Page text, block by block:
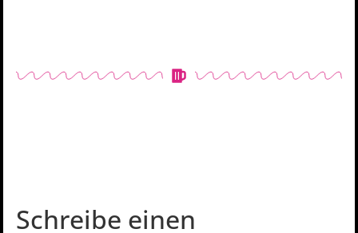
Schreibe einen